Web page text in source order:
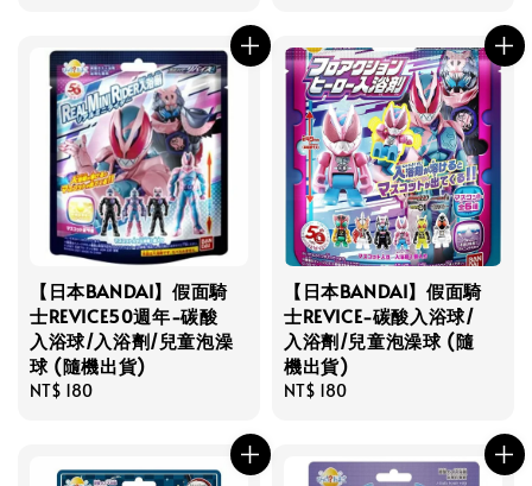
【日本BANDAI】假面騎
士REVICE50週年-碳酸
入浴球/入浴劑/兒童泡澡
球 (隨機出貨)
Regular
NT$ 180
【日本BANDAI】假面騎
士REVICE-碳酸入浴球/
入浴劑/兒童泡澡球 (隨
機出貨)
Regular
NT$ 180